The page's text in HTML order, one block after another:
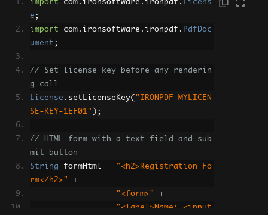
import com . ironsoftware . ironpdf . Licens
e ;
import com . ironsoftware . ironpdf . PdfDoc
ument ;
// Set license key before any renderin
g call
License . setLicenseKey( "IRONPDF-MYLICEN
SE-KEY-1EF01" );
// HTML form with a text field and sub
mit button
String formHtml =
"<h2>Registration Fo
rm</h2>"
+
"<form>"
+
"<label>Name: <input